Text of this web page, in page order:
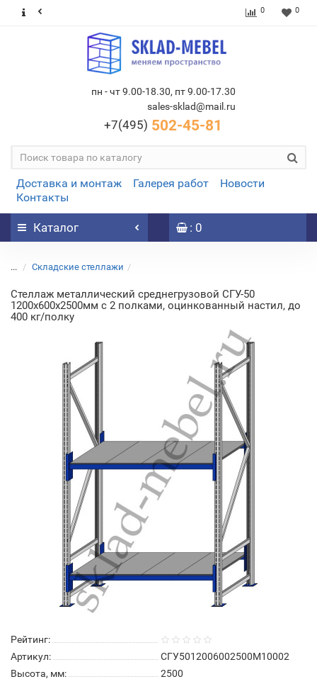
0 0
пн - чт 9.00-18.30, пт 9.00-17.30
sales-sklad@mail.ru
+7(495) 502-45-81
Доставка и монтаж Галерея работ
Новости
Контакты
Каталог : 0
... Складские стеллажи
Стеллаж металлический среднегрузовой СГУ-50
1200х600х2500мм с 2 полками, оцинкованный настил, до
400 кг/полку
Рейтинг:
Артикул:
СГУ5012006002500М10002
Высота, мм:
2500